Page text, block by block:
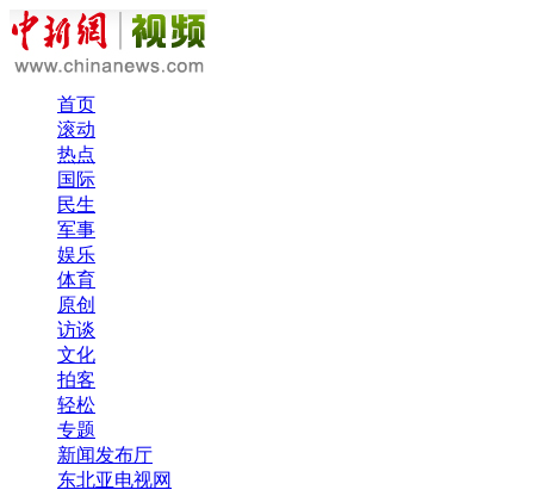
首页
滚动
热点
国际
民生
军事
娱乐
体育
原创
访谈
文化
拍客
轻松
专题
新闻发布厅
东北亚电视网